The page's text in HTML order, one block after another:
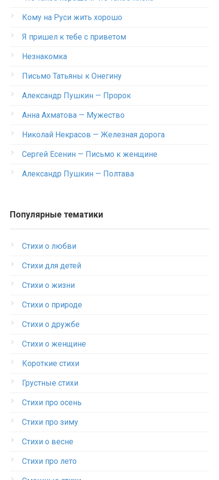
Кому на Руси жить хорошо
Я пришел к тебе с приветом
Незнакомка
Письмо Татьяны к Онегину
Александр Пушкин — Пророк
Анна Ахматова — Мужество
Николай Некрасов — Железная дорога
Сергей Есенин — Письмо к женщине
Александр Пушкин — Полтава
Популярные тематики
Стихи о любви
Стихи для детей
Стихи о жизни
Стихи о природе
Стихи о дружбе
Стихи о женщине
Короткие стихи
Грустные стихи
Стихи про осень
Стихи про зиму
Стихи о весне
Стихи про лето